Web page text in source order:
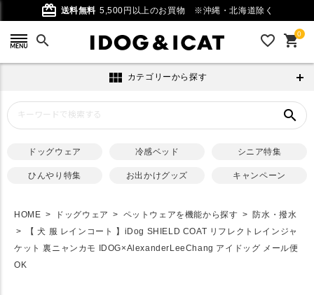
card_giftcard 送料無料 5,500円以上のお買物 ※沖縄・北海道除く
search favorite_outline 0
shopping_cart
view_module カテゴリーから探す
search
ドッグウェア 冷感ベッド シニア特集
ひんやり特集 お出かけグッズ キャンペーン
HOME ドッグウェア ペットウェアを機能から探す
防水・撥水
【 犬 服 レインコート 】iDog SHIELD COAT リフレクトレインジャ
ケット 裏ニャンカモ IDOG×AlexanderLeeChang アイドッグ メール便
OK